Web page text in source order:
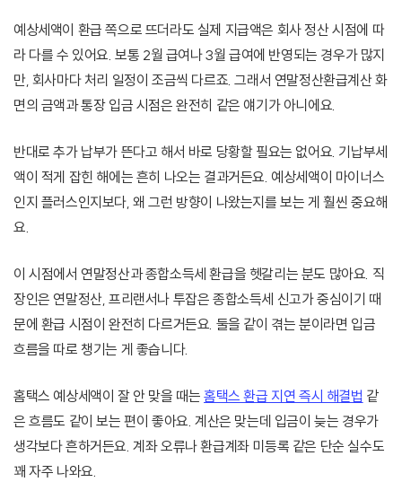
예상세액이 환급 쪽으로 뜨더라도 실제 지급액은 회사 정산 시점에 따
라 다를 수 있어요. 보통 2월 급여나 3월 급여에 반영되는 경우가 많지
만, 회사마다 처리 일정이 조금씩 다르죠. 그래서 연말정산환급계산 화
면의 금액과 통장 입금 시점은 완전히 같은 얘기가 아니에요.
반대로 추가 납부가 뜬다고 해서 바로 당황할 필요는 없어요. 기납부세
액이 적게 잡힌 해에는 흔히 나오는 결과거든요. 예상세액이 마이너스
인지 플러스인지보다, 왜 그런 방향이 나왔는지를 보는 게 훨씬 중요해
요.
이 시점에서 연말정산과 종합소득세 환급을 헷갈리는 분도 많아요. 직
장인은 연말정산, 프리랜서나 투잡은 종합소득세 신고가 중심이기 때
문에 환급 시점이 완전히 다르거든요. 둘을 같이 겪는 분이라면 입금
흐름을 따로 챙기는 게 좋습니다.
홈택스 예상세액이 잘 안 맞을 때는홈택스 환급 지연 즉시 해결법 같
은 흐름도 같이 보는 편이 좋아요. 계산은 맞는데 입금이 늦는 경우가
생각보다 흔하거든요. 계좌 오류나 환급계좌 미등록 같은 단순 실수도
꽤 자주 나와요.